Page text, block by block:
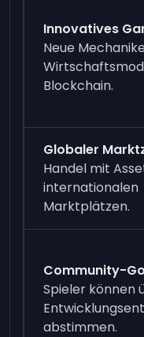
Innovatives
Neue
Blockchain.
Globaler
Handel mit
internationalen
Marktplätzen.
Community-
Spieler können
abstimmen.